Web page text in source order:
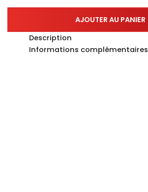
AJOUTER AU PANIER
Description
Informations complémentaires